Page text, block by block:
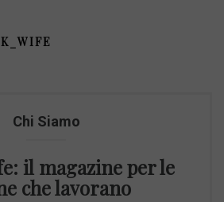
Chi Siamo
il magazine per le
che lavorano